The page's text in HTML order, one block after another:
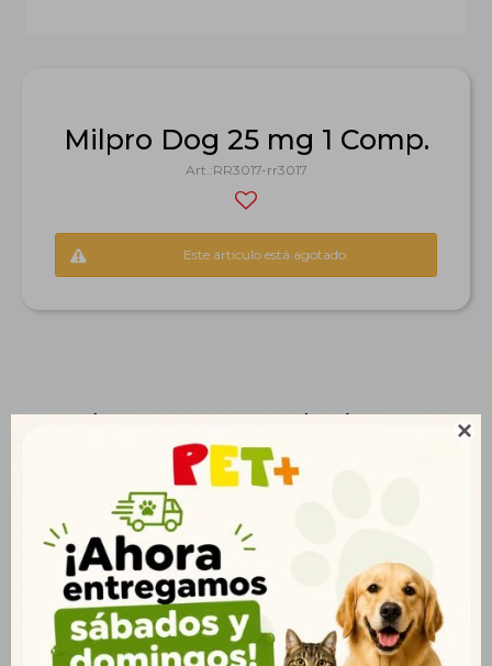

Milpro Dog 25 mg 1 Comp.
RR3017-rr3017
Este artículo está agotado.
Productos que te pueden interesar